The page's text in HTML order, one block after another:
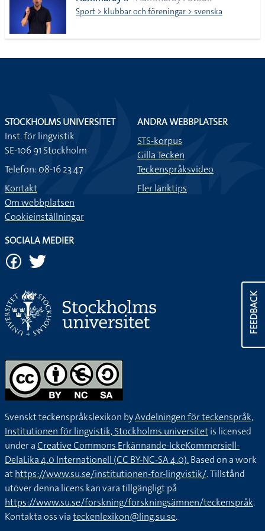
lista
Sport > klubbar och föreningar > svenska
FEEDBACK
STOCKHOLMS UNIVERSITET
Inst. för lingvistik
SE-106 91 Stockholm
Telefon: 08-16 23 47
Kontakt
Om webbplatsen
Cookieinställningar
ANDRA WEBBPLATSER
STS-korpus
Gilla Tecken
Teckenspråksvideo
Fler länktips
SOCIALA MEDIER
Svenskt teckenspråkslexikon byAvdelningen för teckenspråk,
Institutionen för lingvistik, Stockholms universitetis licensed
under aCreative Commons Erkännande-IckeKommersiell-
DelaLika 4.0 Internationell (CC BY-NC-SA 4.0).Based on a work
athttps://www.su.se/institutionen-for-lingvistik/. Tillstånd
utöver denna licens kan vara tillgängligt på
https://www.su.se/forskning/forskningsämnen/teckenspråk.
Kontakta oss viateckenlexikon@ling.su.se.